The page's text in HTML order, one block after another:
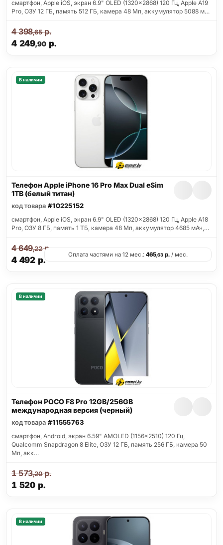
смартфон, Apple iOS, экран 6.9" OLED (1320x2868) 120 Гц, Apple A19
Pro, ОЗУ 12 ГБ, память 512 ГБ, камера 48 Мп, аккумулятор 5088 м…
4 249,90 р.
4 398,65р.
В наличии
Телефон Apple iPhone 16 Pro Max Dual eSim
1TB (белый титан)
код товара #10225152
смартфон, Apple iOS, экран 6.9" OLED (1320x2868) 120 Гц, Apple A18
Pro, ОЗУ 8 ГБ, память 1 ТБ, камера 48 Мп, аккумулятор 4685 мАч,…
4 492 р.
4 649,22р.
Оплата частями на 12 мес.: 465,63 р. / мес.
В наличии
Телефон POCO F8 Pro 12GB/256GB
международная версия (черный)
код товара #11555763
смартфон, Android, экран 6.59" AMOLED (1156x2510) 120 Гц,
Qualcomm Snapdragon 8 Elite, ОЗУ 12 ГБ, память 256 ГБ, камера 50
Мп, акк…
1 520 р.
1 573,20р.
В наличии